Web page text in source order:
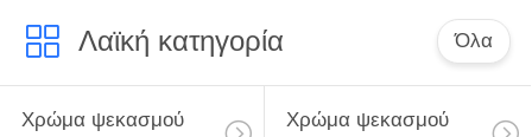
Λαϊκή κατηγορία Όλα
Χρώμα ψεκασμού
Χρώμα ψεκασμού